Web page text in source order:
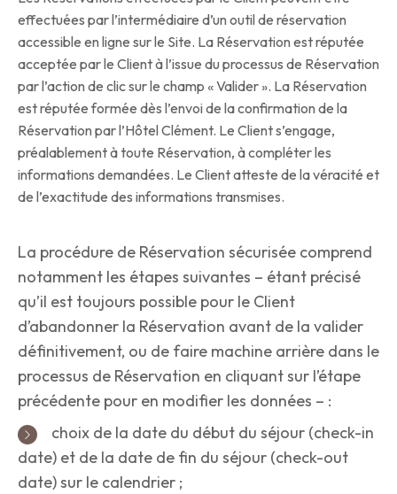
effectuées par l’intermédiaire d’un outil de réservation
accessible en ligne sur le Site. La Réservation est réputée
acceptée par le Client à l’issue du processus de Réservation
par l’action de clic sur le champ « Valider ». La Réservation
est réputée formée dès l’envoi de la confirmation de la
Réservation par l’Hôtel Clément. Le Client s’engage,
préalablement à toute Réservation, à compléter les
informations demandées. Le Client atteste de la véracité et
de l’exactitude des informations transmises.
La procédure de Réservation sécurisée comprend
notamment les étapes suivantes – étant précisé
qu’il est toujours possible pour le Client
d’abandonner la Réservation avant de la valider
définitivement, ou de faire machine arrière dans le
processus de Réservation en cliquant sur l’étape
précédente pour en modifier les données – :
choix de la date du début du séjour (check-in
date) et de la date de fin du séjour (check-out
date) sur le calendrier ;